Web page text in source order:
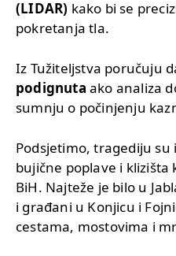
(LIDAR) kako bi se
pokretanja tla.
Iz Tužiteljstva poručuju
podignuta ako analiza
sumnju o počinjenju
Podsjetimo, tragediju su
bujične poplave i klizišta
BiH. Najteže je bilo u
i građani u Konjicu i
cestama, mostovima i